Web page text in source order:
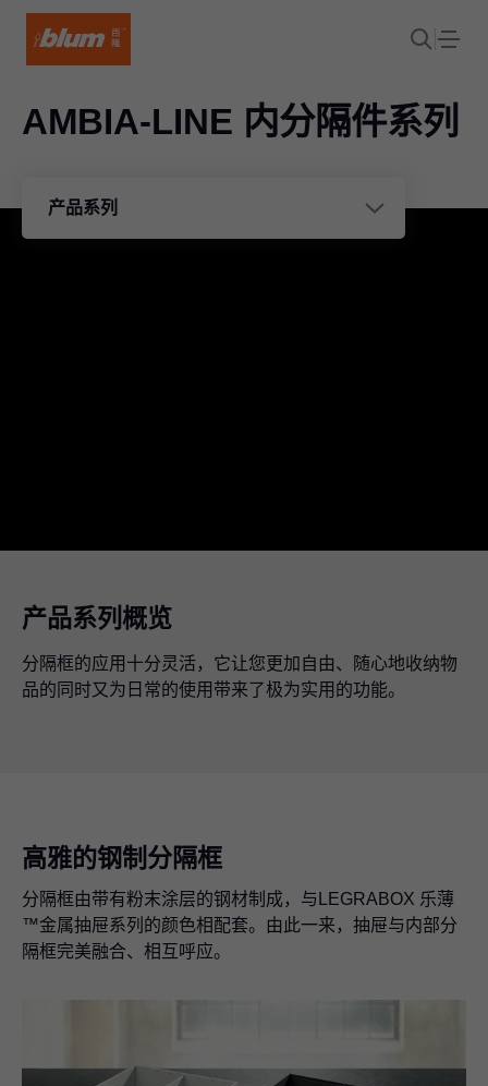
产品系列
AMBIA-LINE 内分隔件系列
产品系列概览
分隔框的应用十分灵活，它让您更加自由、随心地收纳物
品的同时又为日常的使用带来了极为实用的功能。
高雅的钢制分隔框
分隔框由带有粉末涂层的钢材制成，与LEGRABOX 乐薄
™金属抽屉系列的颜色相配套。由此一来，抽屉与内部分
隔框完美融合、相互呼应。